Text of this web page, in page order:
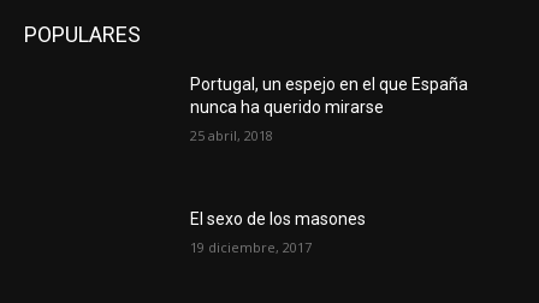
POPULARES
Portugal, un espejo en el que España
nunca ha querido mirarse
25 abril, 2018
El sexo de los masones
19 diciembre, 2017